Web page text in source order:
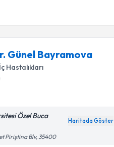
Günel Bayramova
Hastalıkları
Özel Buca
Haritada Göster
Piriştina Blv, 35400